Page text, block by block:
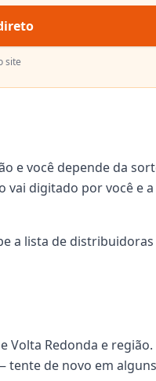
site
e você depende da
vai digitado por você e
a lista de
Redonda e região.
tente de novo em